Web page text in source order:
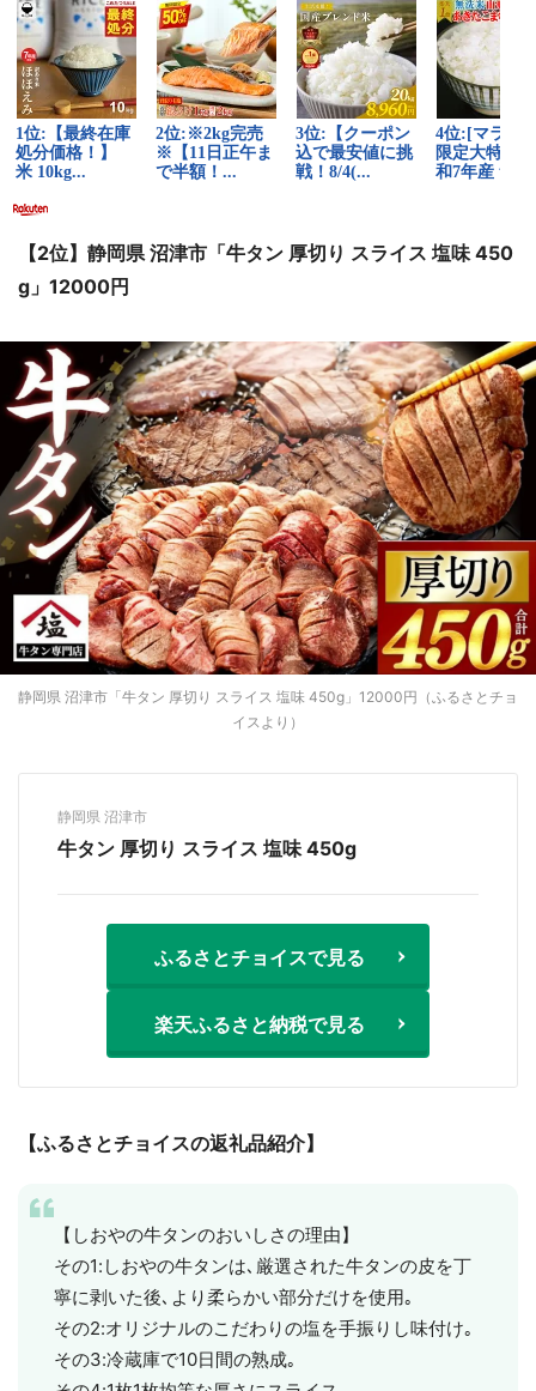
【2位】静岡県 沼津市「牛タン 厚切り スライス 塩味 450
g」12000円
静岡県 沼津市「牛タン 厚切り スライス 塩味 450g」12000円（ふるさとチョ
イスより）
静岡県 沼津市
牛タン 厚切り スライス 塩味 450g
ふるさとチョイスで見る
楽天ふるさと納税で見る
【ふるさとチョイスの返礼品紹介】
【しおやの牛タンのおいしさの理由】
その1:しおやの牛タンは､厳選された牛タンの皮を丁
寧に剥いた後､より柔らかい部分だけを使用｡
その2:オリジナルのこだわりの塩を手振りし味付け｡
その3:冷蔵庫で10日間の熟成｡